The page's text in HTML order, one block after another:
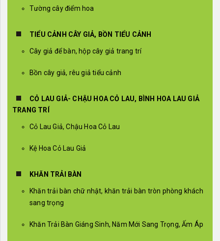
Tường cây điểm hoa
TIỂU CẢNH CÂY GIẢ, BỒN TIỂU CẢNH
Cây giả để bàn, hộp cây giả trang trí
Bồn cây giả, rêu giả tiểu cảnh
CỎ LAU GIẢ- CHẬU HOA CỎ LAU, BÌNH HOA LAU GIẢ
TRANG TRÍ
Cỏ Lau Giả, Chậu Hoa Cỏ Lau
Kệ Hoa Cỏ Lau Giả
KHĂN TRẢI BÀN
Khăn trải bàn chữ nhật, khăn trải bàn tròn phòng khách
sang trọng
Khăn Trải Bàn Giáng Sinh, Năm Mới Sang Trọng, Ấm Áp